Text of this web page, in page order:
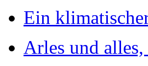
Ein
Arles und